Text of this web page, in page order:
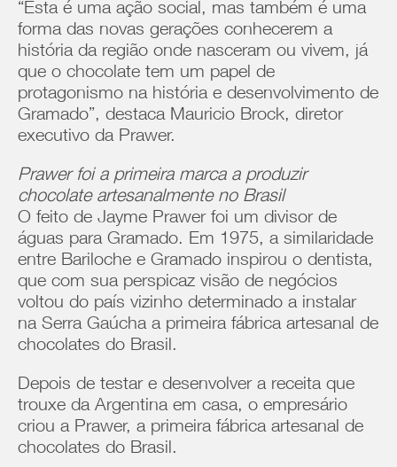
“Esta é uma ação social, mas também é uma
forma das novas gerações conhecerem a
história da região onde nasceram ou vivem, já
que o chocolate tem um papel de
protagonismo na história e desenvolvimento de
Gramado”, destaca Mauricio Brock, diretor
executivo da Prawer.
Prawer foi a primeira marca a produzir
chocolate artesanalmente no Brasil
O feito de Jayme Prawer foi um divisor de
águas para Gramado. Em 1975, a similaridade
entre Bariloche e Gramado inspirou o dentista,
que com sua perspicaz visão de negócios
voltou do país vizinho determinado a instalar
na Serra Gaúcha a primeira fábrica artesanal de
chocolates do Brasil.
Depois de testar e desenvolver a receita que
trouxe da Argentina em casa, o empresário
criou a Prawer, a primeira fábrica artesanal de
chocolates do Brasil.